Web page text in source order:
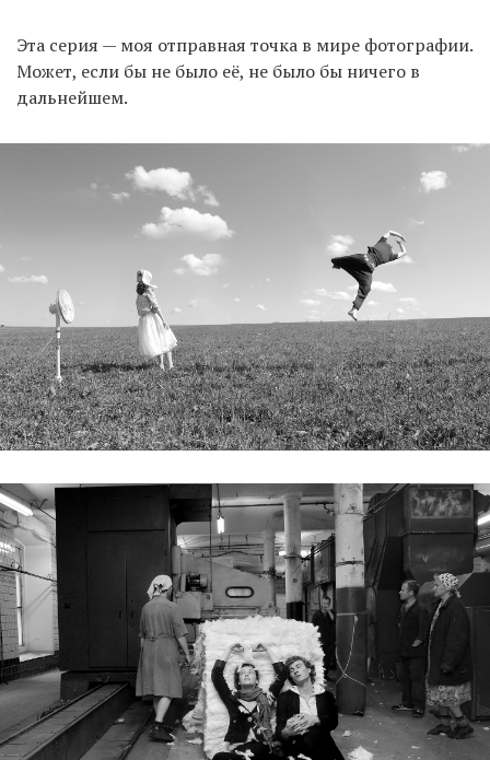
Эта серия — моя отправная точка в мире фотографии.
Может, если бы не было её, не было бы ничего в
дальнейшем.